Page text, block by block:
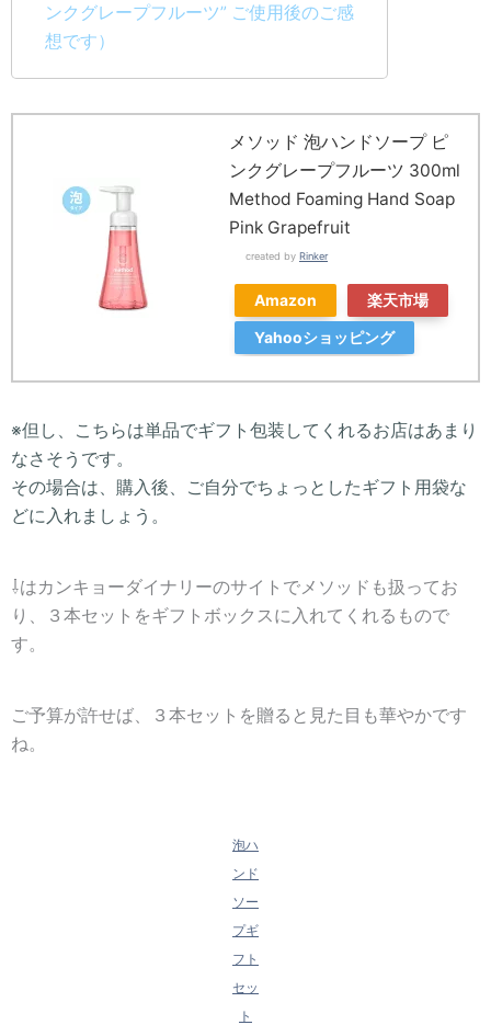
ンクグレープフルーツ” ご使用後のご感
想です）
メソッド 泡ハンドソープ ピ
ンクグレープフルーツ 300ml
Method Foaming Hand Soap
Pink Grapefruit
created by Rinker
Amazon
楽天市場
Yahooショッピング
※但し、こちらは単品でギフト包装してくれるお店はあまり
なさそうです。
その場合は、購入後、ご自分でちょっとしたギフト用袋な
どに入れましょう。
⇩はカンキョーダイナリーのサイトでメソッドも扱ってお
り、３本セットをギフトボックスに入れてくれるもので
す。
ご予算が許せば、３本セットを贈ると見た目も華やかです
ね。
泡ハ
ンド
ソー
プギ
フト
セッ
ト